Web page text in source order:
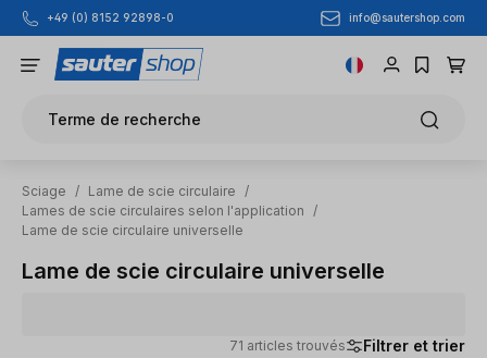
Passer au contenu principal
+49 (0) 8152 92898-0 info@sautershop.com
Terme de recherche
Sciage / Lame de scie circulaire
/
Lames de scie circulaires selon l'application
/
Lame de scie circulaire universelle
Lame de scie circulaire universelle
71 articles trouvés Filtrer et trier